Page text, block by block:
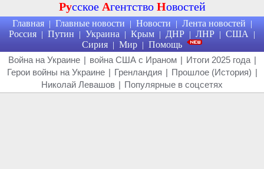
Русское Агентство Новостей
Главная | Главные новости | Новости | Лента новостей |
Россия | Путин | Украина | Крым | ДНР | ЛНР | США |
Сирия | Мир | Помощь
Война на Украине | война США с Ираном | Итоги 2025 года |
Герои войны на Украине | Гренландия | Прошлое (История) |
Николай Левашов | Популярные в соцсетях